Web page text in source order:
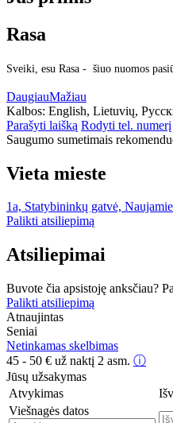
Rasa
Sveiki, esu Rasa - šiuo nuomos
DaugiauMažiau
Kalbos: English, Lietuvių,
Parašyti laišką Rodyti tel. numerį
Saugumo sumetimais
Vieta mieste
1a, Statybininkų gatvė,
Palikti atsiliepimą
Atsiliepimai
Buvote čia apsistoję anksčiau?
Palikti atsiliepimą
Atnaujintas
Seniai
Netinkamas skelbimas
45 - 50 € už naktį 2 asm. ⓘ
Jūsų užsakymas
Atvykimas
Viešnagės datos